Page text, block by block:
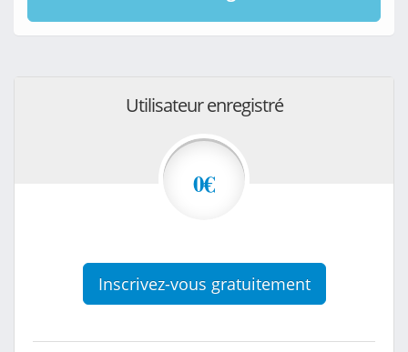
Utilisateur enregistré
0€
Inscrivez-vous gratuitement